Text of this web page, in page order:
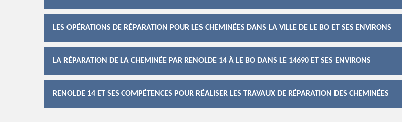
LES OPÉRATIONS DE RÉPARATION POUR LES CHEMINÉES DANS LA VILLE DE LE BO ET SES ENVIRONS
LA RÉPARATION DE LA CHEMINÉE PAR RENOLDE 14 À LE BO DANS LE 14690 ET SES ENVIRONS
RENOLDE 14 ET SES COMPÉTENCES POUR RÉALISER LES TRAVAUX DE RÉPARATION DES CHEMINÉES